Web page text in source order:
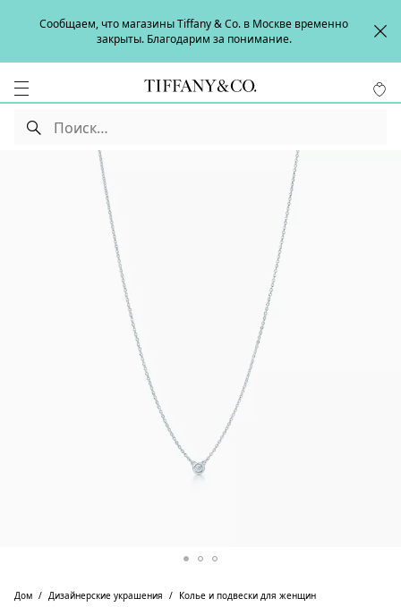
Сообщаем, что магазины Tiffany & Co. в Москве временно
закрыты. Благодарим за понимание.
Дом Дизайнерские украшения Колье и подвески для женщин